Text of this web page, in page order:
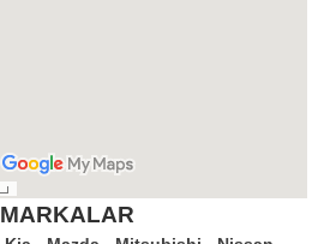
MARKALAR